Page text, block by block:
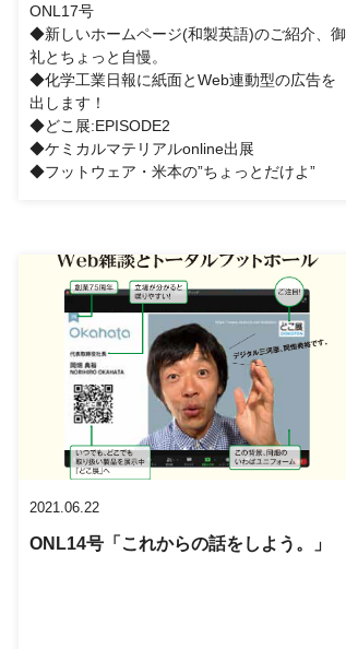
ONL17号
◆新しいホームページ(和製英語)のご紹介、御
礼とちょっと自慢。
◆化学工業日報に紙面とWeb連動型の広告を
出します！
◆どこ展:EPISODE2
◆ケミカルマテリアルonline出展
◆フットウェア・米本の”ちょっとだけよ”
2021.06.22
ONL14号「これからの話をしよう。」